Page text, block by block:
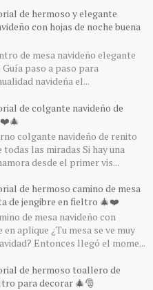
de hermoso y elegante
con hojas de noche buena
de mesa navideño elegante
paso a paso para
navideña el...
de colgante navideño de
colgante navideño de renito
las miradas Si hay una
desde el primer vis...
de hermoso camino de mesa
de jengibre en fieltro 🎄❤️
de mesa navideño con
aplique ¿Tu mesa se ve muy
Entonces llegó el mome...
de hermoso toallero de
para decorar 🎄🎅